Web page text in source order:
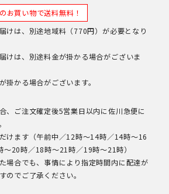
お買い物で送料無料！
けは、別途地域料（770円）が必要となり
けは、別途料金が掛かる場合がございま
かる場合がございます。
、ご注文確定後5営業日以内に佐川急便に
けます（午前中／12時～14時／14時～16
20時／18時～21時／19時～21時）
場合でも、事情により指定時間内に配達が
のでご了承ください。